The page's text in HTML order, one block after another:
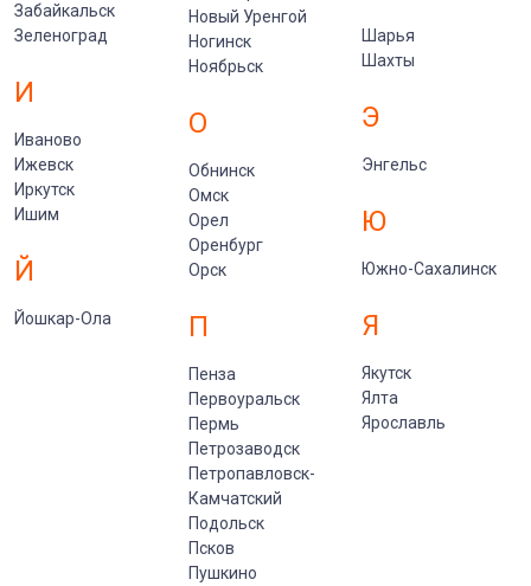
Забайкальск
Зеленоград
И
Иваново
Ижевск
Иркутск
Ишим
Й
Йошкар-Ола
Новый Уренгой
Ногинск
Ноябрьск
О
Обнинск
Омск
Орел
Оренбург
Орск
П
Пенза
Первоуральск
Пермь
Петрозаводск
Петропавловск-
Камчатский
Подольск
Псков
Пушкино
Шарья
Шахты
Э
Энгельс
Ю
Южно-Сахалинск
Я
Якутск
Ялта
Ярославль